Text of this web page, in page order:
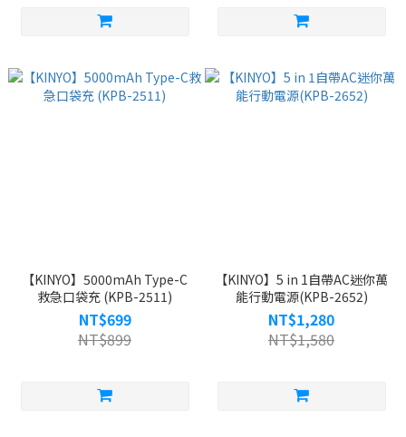
【KINYO】5000mAh Type-C
救急口袋充 (KPB-2511)
NT$699
NT$899
【KINYO】5 in 1自帶AC迷你萬
能行動電源(KPB-2652)
NT$1,280
NT$1,580